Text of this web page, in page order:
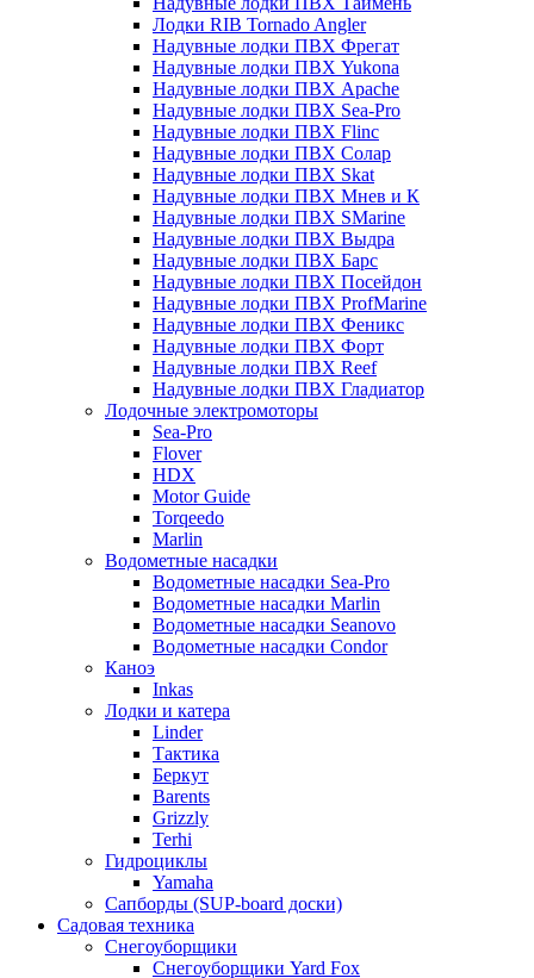
Лодки RIB Tornado Angler
Надувные лодки ПВХ Фрегат
Надувные лодки ПВХ Yukona
Надувные лодки ПВХ Apache
Надувные лодки ПВХ Sea-Pro
Надувные лодки ПВХ Flinc
Надувные лодки ПВХ Солар
Надувные лодки ПВХ Skat
Надувные лодки ПВХ Мнев и К
Надувные лодки ПВХ SMarine
Надувные лодки ПВХ Выдра
Надувные лодки ПВХ Барс
Надувные лодки ПВХ Посейдон
Надувные лодки ПВХ ProfMarine
Надувные лодки ПВХ Феникс
Надувные лодки ПВХ Форт
Надувные лодки ПВХ Reef
Надувные лодки ПВХ Гладиатор
Лодочные электромоторы
Sea-Pro
Flover
HDX
Motor Guide
Torqeedo
Marlin
Водометные насадки
Водометные насадки Sea-Pro
Водометные насадки Marlin
Водометные насадки Seanovo
Водометные насадки Condor
Каноэ
Inkas
Лодки и катера
Linder
Тактика
Беркут
Barents
Grizzly
Terhi
Гидроциклы
Yamaha
Сапборды (SUP-board доски)
Садовая техника
Снегоуборщики
Снегоуборщики Yard Fox